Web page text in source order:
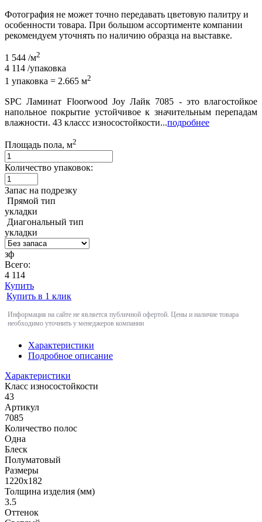
Фотография не может точно передавать цветовую палитру и
особенности товара. При большом ассортименте компании
рекомендуем уточнять по наличию образца на выставке.
1 544 /м2
4 114 /упаковка
1 упаковка = 2.665 м2
SPC Ламинат Floorwood Joy Лайк 7085 - это влагостойкое
напольное покрытие устойчивое к значительным перепадам
влажности. 43 классс износостойкости...подробнее
Площадь пола, м2
Количество упаковок:
Запас на подрезку
Прямой тип
укладки
Диагональный тип
укладки
зф
Всего:
4 114
Купить
Купить в 1 клик
Информация на сайте не является публичной офертой. Цены и наличие товара
необходимо уточнить у менеджеров компании
Характеристики
Подробное описание
Характеристики
Класс износостойкости
43
Артикул
7085
Количество полос
Одна
Блеск
Полуматовый
Размеры
1220х182
Толщина изделия (мм)
3.5
Оттенок